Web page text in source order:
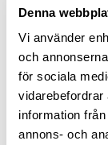
Denna
Vi använder
och
för sociala
vidarebefordrar
information
annons- och
Från 6
inkl. moms
Finns fler
Köp